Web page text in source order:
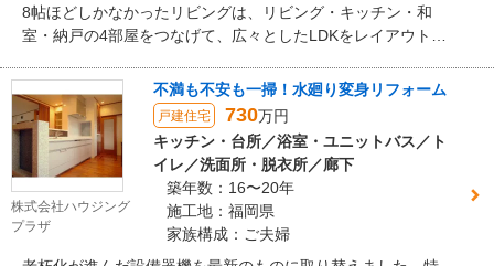
8帖ほどしかなかったリビングは、リビング・キッチン・和
室・納戸の4部屋をつなげて、広々としたLDKをレイアウトし
なり、奥様こだわりの家具が一層引き立ちます。
株式会社ハウジング
プラザ
不満も不安も一掃！水廻り変身リフォーム
戸建住宅 730万円
キッチン・台所／浴室・ユニットバス／ト
イレ／洗面所・脱衣所／廊下
築年数：16〜20年
施工地：福岡県
家族構成：ご夫婦